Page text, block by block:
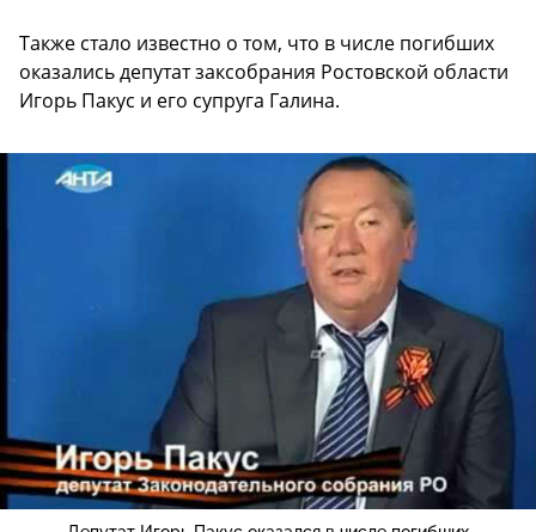
Также стало известно о том, что в числе погибших
оказались депутат заксобрания Ростовской области
Игорь Пакус и его супруга Галина.